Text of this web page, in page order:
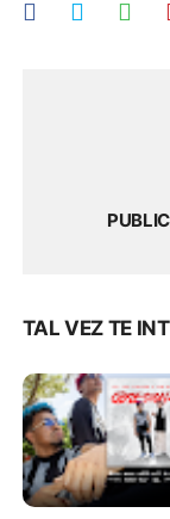
TAL VEZ TE